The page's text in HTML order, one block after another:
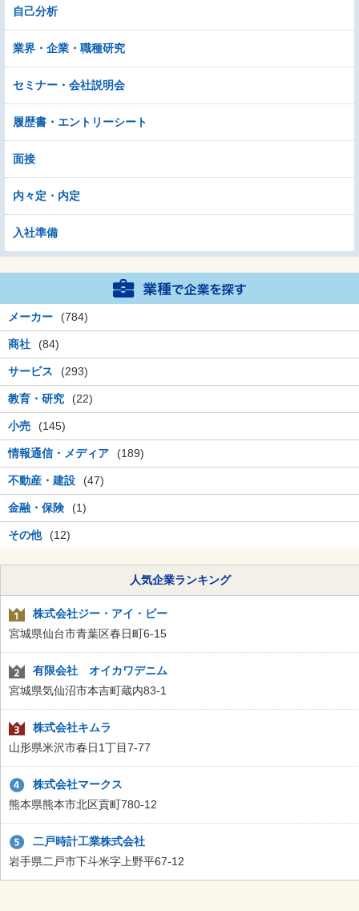
自己分析
業界・企業・職種研究
セミナー・会社説明会
履歴書・エントリーシート
面接
内々定・内定
入社準備
メーカー (784)
商社 (84)
サービス (293)
教育・研究 (22)
小売 (145)
情報通信・メディア (189)
不動産・建設 (47)
金融・保険 (1)
その他 (12)
人気企業ランキング
株式会社ジー・アイ・ピー
宮城県仙台市青葉区春日町6-15
有限会社 オイカワデニム
宮城県気仙沼市本吉町蔵内83-1
株式会社キムラ
山形県米沢市春日1丁目7-77
株式会社マークス
熊本県熊本市北区貢町780-12
二戸時計工業株式会社
岩手県二戸市下斗米字上野平67-12